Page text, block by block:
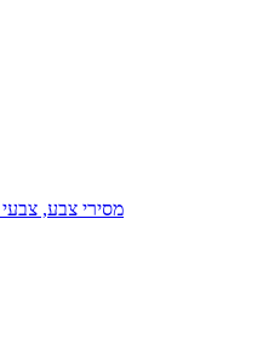
מסירי צבע, צבעי